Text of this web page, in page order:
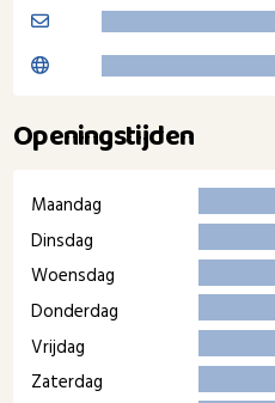
Openingstijden
Maandag
Dinsdag
Woensdag
Donderdag
Vrijdag
Zaterdag